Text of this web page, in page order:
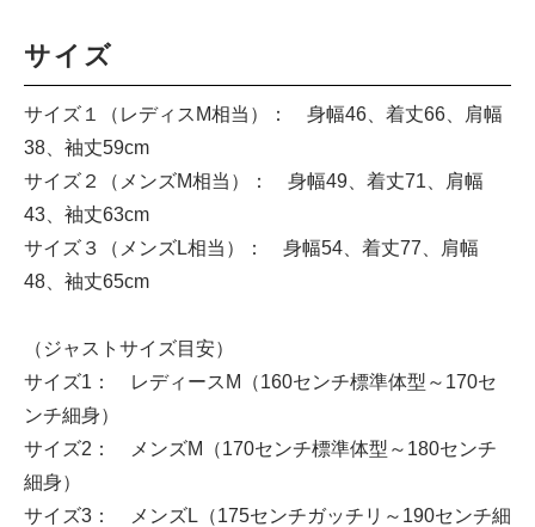
サイズ
サイズ１（レディスM相当）： 身幅46、着丈66、肩幅
38、袖丈59cm
サイズ２（メンズM相当）： 身幅49、着丈71、肩幅
43、袖丈63cm
サイズ３（メンズL相当）： 身幅54、着丈77、肩幅
48、袖丈65cm
（ジャストサイズ目安）
サイズ1： レディースM（160センチ標準体型～170セ
ンチ細身）
サイズ2： メンズM（170センチ標準体型～180センチ
細身）
サイズ3： メンズL（175センチガッチリ～190センチ細